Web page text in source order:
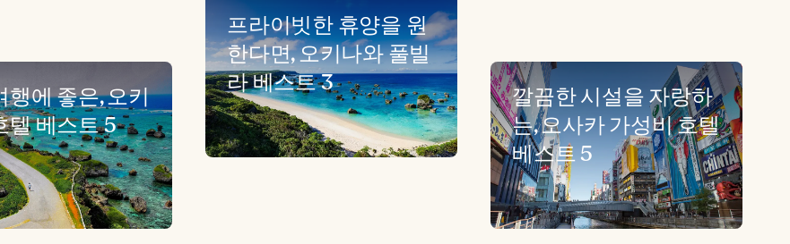
행에 좋은, 오키
텔 베스트 5
프라이빗한 휴양을 원
한다면, 오키나와 풀빌
라 베스트 3
깔끔한 시설을 자랑하
는, 오사카 가성비 호텔
베스트 5